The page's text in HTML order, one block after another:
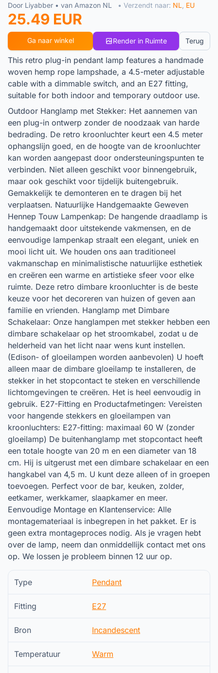
Door Liyabber • van Amazon NL • Verzendt naar: NL EU
25.49 EUR
Ga naar winkel Render in Ruimte Terug
This retro plug-in pendant lamp features a handmade
woven hemp rope lampshade, a 4.5-meter adjustable
cable with a dimmable switch, and an E27 fitting,
suitable for both indoor and temporary outdoor use.
Outdoor Hanglamp met Stekker: Het aannemen van
een plug-in ontwerp zonder de noodzaak van harde
bedrading. De retro kroonluchter keurt een 4.5 meter
ophangslijn goed, en de hoogte van de kroonluchter
kan worden aangepast door ondersteuningspunten te
verbinden. Niet alleen geschikt voor binnengebruik,
maar ook geschikt voor tijdelijk buitengebruik.
Gemakkelijk te demonteren en te dragen bij het
verplaatsen. Natuurlijke Handgemaakte Geweven
Hennep Touw Lampenkap: De hangende draadlamp is
handgemaakt door uitstekende vakmensen, en de
eenvoudige lampenkap straalt een elegant, uniek en
mooi licht uit. We houden ons aan traditioneel
vakmanschap en minimalistische natuurlijke esthetiek
en creëren een warme en artistieke sfeer voor elke
ruimte. Deze retro dimbare kroonluchter is de beste
keuze voor het decoreren van huizen of geven aan
familie en vrienden. Hanglamp met Dimbare
Schakelaar: Onze hanglampen met stekker hebben een
dimbare schakelaar op het stroomkabel, zodat u de
helderheid van het licht naar wens kunt instellen.
(Edison- of gloeilampen worden aanbevolen) U hoeft
alleen maar de dimbare gloeilamp te installeren, de
stekker in het stopcontact te steken en verschillende
lichtomgevingen te creëren. Het is heel eenvoudig in
gebruik. E27-Fitting en Productafmetingen: Vereisten
voor hangende stekkers en gloeilampen van
kroonluchters: E27-fitting: maximaal 60 W (zonder
gloeilamp) De buitenhanglamp met stopcontact heeft
een totale hoogte van 20 m en een diameter van 18
cm. Hij is uitgerust met een dimbare schakelaar en een
hangkabel van 4,5 m. U kunt deze alleen of in groepen
toevoegen. Perfect voor de bar, keuken, zolder,
eetkamer, werkkamer, slaapkamer en meer.
Eenvoudige Montage en Klantenservice: Alle
montagemateriaal is inbegrepen in het pakket. Er is
geen extra montageproces nodig. Als je vragen hebt
over de lamp, neem dan onmiddellijk contact met ons
op. We lossen je probleem binnen 12 uur op.
Type Pendant
Fitting E27
Bron Incandescent
Temperatuur Warm